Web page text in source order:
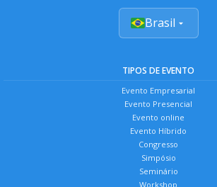
Brasil
TIPOS DE EVENTO
Evento Empresarial
Evento Presencial
Evento online
Evento Híbrido
Congresso
Simpósio
Seminário
Workshop